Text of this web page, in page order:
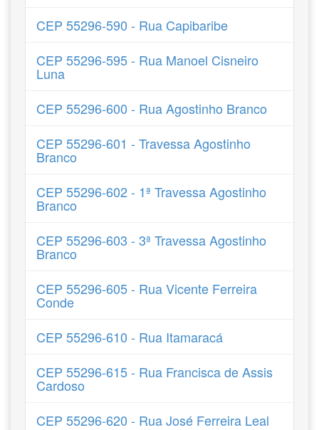
CEP 55296-590 - Rua Capibaribe
CEP 55296-595 - Rua Manoel Cisneiro
Luna
CEP 55296-600 - Rua Agostinho Branco
CEP 55296-601 - Travessa Agostinho
Branco
CEP 55296-602 - 1ª Travessa Agostinho
Branco
CEP 55296-603 - 3ª Travessa Agostinho
Branco
CEP 55296-605 - Rua Vicente Ferreira
Conde
CEP 55296-610 - Rua Itamaracá
CEP 55296-615 - Rua Francisca de Assis
Cardoso
CEP 55296-620 - Rua José Ferreira Leal